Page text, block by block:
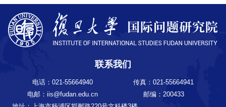
联系我们
电话：021-55664940
传真：021-55664941
电邮：iis@fudan.edu.cn
邮编：200433